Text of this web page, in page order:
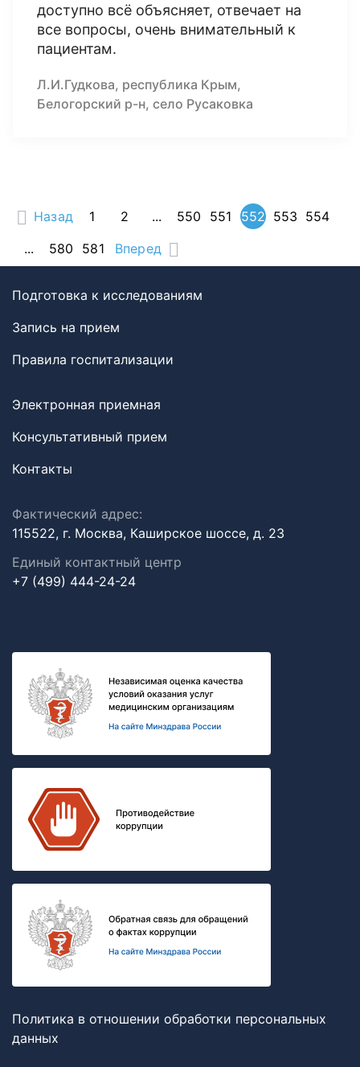
доступно всё объясняет, отвечает на
все вопросы, очень внимательный к
пациентам.
Л.И.Гудкова, республика Крым,
Белогорский р-н, село Русаковка
Назад 1 2 ... 550 551 552 553 554
...
580 581 Вперед
Подготовка к исследованиям
Запись на прием
Правила госпитализации
Электронная приемная
Консультативный прием
Контакты
Фактический адрес:
115522, г. Москва, Каширское шоссе, д. 23
Единый контактный центр
+7 (499) 444-24-24
Политика в отношении обработки персональных
данных